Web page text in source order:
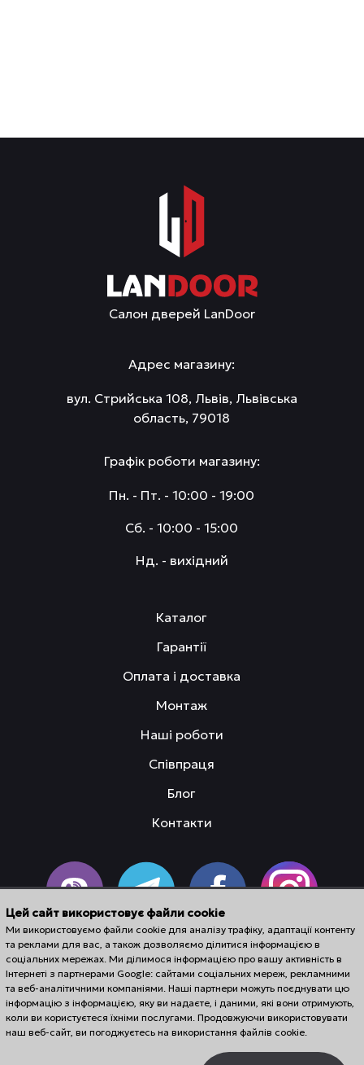
Цей сайт використовує файли cookie
Ми використовуємо файли cookie для аналізу трафіку, адаптації контенту
та реклами для вас, а також дозволяємо ділитися інформацією в
соціальних мережах. Ми ділимося інформацією про вашу активність в
Інтернеті з партнерами Google: сайтами соціальних мереж, рекламними
та веб-аналітичними компаніями. Наші партнери можуть поєднувати цю
інформацію з інформацією, яку ви надаєте, і даними, які вони отримують,
коли ви користуєтеся їхніми послугами. Продовжуючи використовувати
наш веб-сайт, ви погоджуєтесь на використання файлів cookie.
Салон дверей LanDoor
Адрес магазину:
вул. Стрийська 108, Львів, Львівська
область, 79018
Графік роботи магазину:
Пн. - Пт. - 10:00 - 19:00
Сб. - 10:00 - 15:00
Нд. - вихідний
Каталог
Гарантії
Оплата і доставка
Монтаж
Наші роботи
Співпраця
Блог
Контакти
Салон дверей LanDoor © 2026